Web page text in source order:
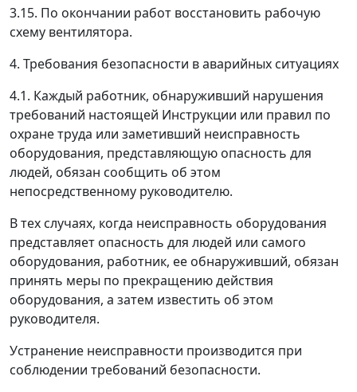
3.15. По окончании работ восстановить рабочую
схему вентилятора.
4. Требования безопасности в аварийных ситуациях
4.1. Каждый работник, обнаруживший нарушения
требований настоящей Инструкции или правил по
охране труда или заметивший неисправность
оборудования, представляющую опасность для
людей, обязан сообщить об этом
непосредственному руководителю.
В тех случаях, когда неисправность оборудования
представляет опасность для людей или самого
оборудования, работник, ее обнаруживший, обязан
принять меры по прекращению действия
оборудования, а затем известить об этом
руководителя.
Устранение неисправности производится при
соблюдении требований безопасности.